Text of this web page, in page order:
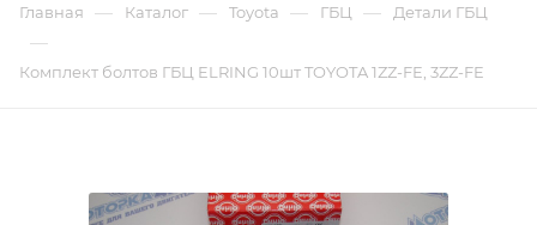
Главная — Каталог — Toyota — ГБЦ — Детали ГБЦ
—
Комплект болтов ГБЦ ELRING 10шт TOYOTA 1ZZ-FE, 3ZZ-FE